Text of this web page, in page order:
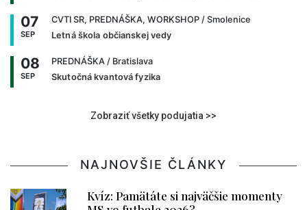
07
SEP
CVTI SR, PREDNÁŠKA, WORKSHOP / Smolenice
Letná škola občianskej vedy
08
SEP
PREDNÁŠKA / Bratislava
Skutočná kvantová fyzika
Zobraziť všetky podujatia >>
NAJNOVŠIE ČLÁNKY
Kvíz: Pamätáte si najväčšie momenty